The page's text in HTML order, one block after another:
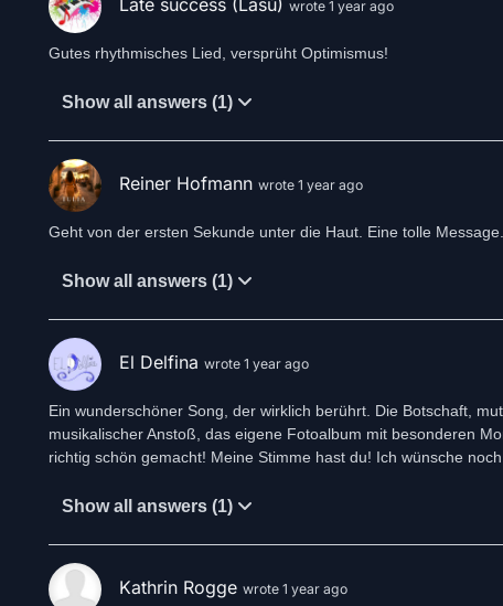
Late success (Lasù) wrote 1 year ago
Gutes rhythmisches Lied, versprüht Optimismus!
Show all answers (1)
Reiner Hofmann wrote 1 year ago
Geht von der ersten Sekunde unter die Haut. Eine tolle
Show all answers (1)
El Delfina wrote 1 year ago
Ein wunderschöner Song, der wirklich berührt. Die Botschaft,
musikalischer Anstoß, das eigene Fotoalbum mit besonderen
richtig schön gemacht! Meine Stimme hast du! Ich wünsche
Show all answers (1)
Kathrin Rogge wrote 1 year ago